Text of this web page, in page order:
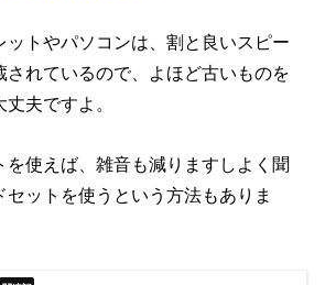
ットやパソコンは、割と良いスピー
されているので、よほど古いものを
夫ですよ。
を使えば、雑音も減りますしよく聞
セットを使うという方法もありま